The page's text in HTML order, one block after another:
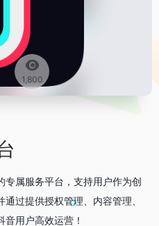
1,800
专属服务平台，支持用户作为创
过提供授权管理、内容管理、
用户高效运营！